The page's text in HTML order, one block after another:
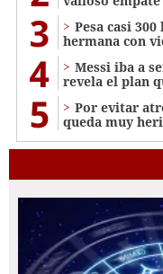
3
Pesa casi
hermana con
4
Messi iba a
revela el plan
5
Por evitar
queda muy